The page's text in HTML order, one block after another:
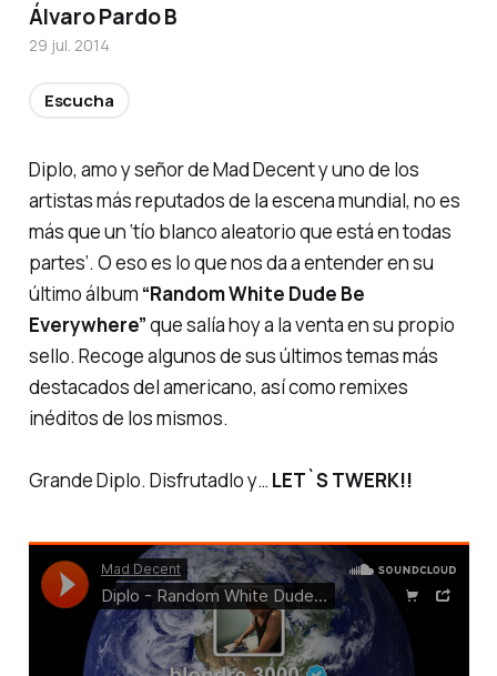
Diplo, amo y señor de Mad Decent y uno de los
artistas más reputados de la escena mundial, no es
más que un‘tío blanco aleatorio que está en todas
partes’. O eso es lo que nos da a entender en su
último álbum “Random White Dude Be
Everywhere”que salía hoy a la venta en su propio
sello. Recoge algunos de sus últimos temas más
destacados del americano, así como remixes
inéditos de los mismos.
Grande Diplo. Disfrutadlo y… LET`S TWERK!!
Álvaro Pardo B
29 jul. 2014
Escucha